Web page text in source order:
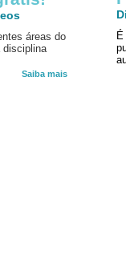
áreas do
disciplina
Saiba mais